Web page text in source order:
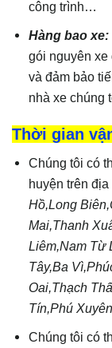
công trình…
Hàng bao xe:
gói nguyên
và đảm bảo
nhà xe chúng
Thời gian
Chúng tôi có
huyện trên
Hồ,Long
Mai,Thanh
Liêm,Nam Từ
Tây,Ba
Oai,Thạch
Tín,Phú
Chúng tôi có